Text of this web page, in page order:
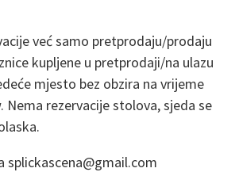
već samo pretprodaju/prodaju
kupljene u pretprodaji/na ulazu
mjesto bez obzira na vrijeme
Nema rezervacije stolova, sjeda se
splickascena@gmail.com